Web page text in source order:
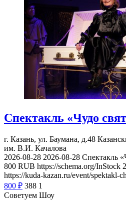
Спектакль «Чудо
г. Казань, ул. Баумана, д.48
им. В.И. Качалова
2026-08-28 2026-08-28 Спектакль
800 RUB https://schema.org/InStock
https://kuda-kazan.ru/event/spektakl-
800 ₽ 388 1
Советуем Шоу